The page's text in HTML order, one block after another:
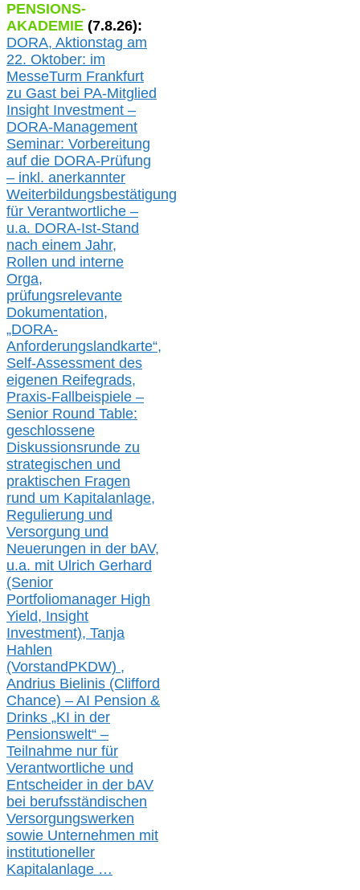
PENSIONS-
AKADEMIE (7.8.26):
DORA, Aktionstag am
22. Oktober: im
MesseTurm Frankfurt
zu Gast bei PA-Mitglied
Insight Investment –
DORA-Management
Seminar: Vorbereitung
auf die DORA-Prüfung
– inkl. anerkannter
Weiterbildungsbestätigung
für Verantwortliche –
u.a. DORA-Ist-Stand
nach einem Jahr,
Rollen und interne
Orga,
prüfungsrelevante
Dokumentation,
„DORA-
Anforderungslandkarte“,
Self-Assessment des
eigenen Reifegrads,
Praxis-Fallbeispiele –
Senior Round Table:
geschlossene
Diskussionsrunde zu
strategischen und
praktischen Fragen
rund um Kapitalanlage,
Regulierung und
Versorgung und
Neuerungen in der bAV,
u.a. mit Ulrich Gerhard
(Senior
Portfoliomanager High
Yield, Insight
Investment), Tanja
Hahlen
(VorstandPKDW) ,
Andrius Bielinis (Clifford
Chance) – AI Pension &
Drinks „KI in der
Pensionswelt“ –
Teilnahme nur für
Verantwortliche und
Entscheider in der bAV
bei berufsständischen
Versorgungswerken
sowie Unternehmen mit
institutioneller
Kapitalanlage …